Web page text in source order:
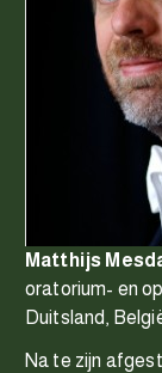
Matthijs
oratorium- en
Duitsland,
Na te zijn